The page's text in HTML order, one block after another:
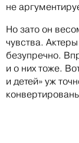
не
Но зато он
чувства.
безупречно.
и о них тоже.
и детей» уж